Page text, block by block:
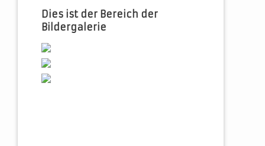
Dies ist der Bereich der
Bildergalerie